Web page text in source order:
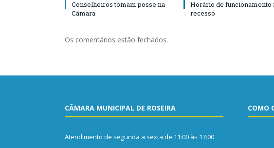
Conselheiros tomam posse na
Câmara
Horário de funcionamento
recesso
Os comentários estão fechados.
CÂMARA MUNICIPAL DE ROSEIRA
Atendimento de segunda a sexta de 11:00 às 17:00
COMO